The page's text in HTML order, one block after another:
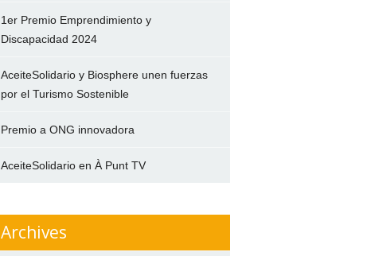
1er Premio Emprendimiento y
Discapacidad 2024
AceiteSolidario y Biosphere unen fuerzas
por el Turismo Sostenible
Premio a ONG innovadora
AceiteSolidario en À Punt TV
Archives